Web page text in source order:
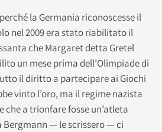
la Germania riconoscesse il
nel 2009 era stato riabilitato il
che Margaret detta Gretel
un mese prima dell’Olimpiade di
il diritto a partecipare ai Giochi
vinto l’oro, ma il regime nazista
a trionfare fosse un’atleta
Bergmann — le scrissero — ci